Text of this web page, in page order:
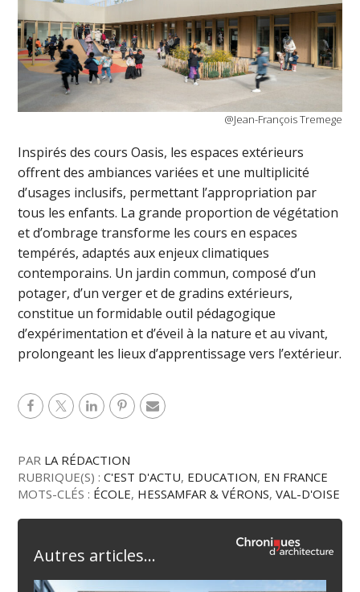
@Jean-François Tremege
Inspirés des cours Oasis, les espaces extérieurs
offrent des ambiances variées et une multiplicité
d’usages inclusifs, permettant l’appropriation par
tous les enfants. La grande proportion de végétation
et d’ombrage transforme les cours en espaces
tempérés, adaptés aux enjeux climatiques
contemporains. Un jardin commun, composé d’un
potager, d’un verger et de gradins extérieurs,
constitue un formidable outil pédagogique
d’expérimentation et d’éveil à la nature et au vivant,
prolongeant les lieux d’apprentissage vers l’extérieur.
PAR LA RÉDACTION
RUBRIQUE(S) :C'EST D'ACTU, EDUCATION, EN FRANCE
MOTS-CLÉS : ÉCOLE, HESSAMFAR & VÉRONS,VAL-D'OISE
Autres articles...